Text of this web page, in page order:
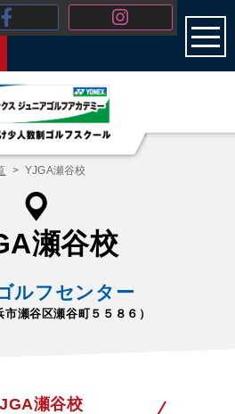
YJGA瀬谷校
瀬谷校
ルフセンター
市瀬谷区瀬谷町５５８６）
瀬谷校